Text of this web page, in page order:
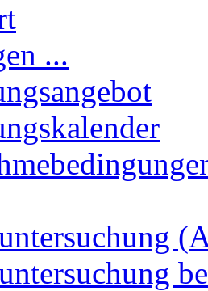
...